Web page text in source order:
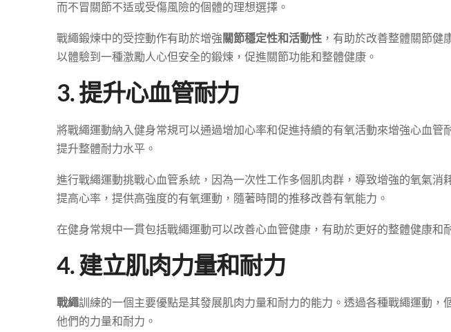
而不冒關節不适或受傷風險的個體的理想選擇。
戰繩鍛煉中的受控動作有助於增強關節穩定性和活動性 ，有助於改善整體關節健
以體驗到一種激勵人心但安全的鍛煉，促進關節功能和整體健康。
3. 提升心血管耐力
將戰繩運動納入健身常規可以通過增加心率和促進持續的有氧活動來增強心血管
提升整體耐力水平。
進行戰繩運動挑戰心血管系統，因為一次性工作多個肌肉群，導致增強的氧氣消
提高心率，提供高強度的有氧運動，隨著時間的推移改善有氧能力。
在健身常規中一貫包括戰繩運動可以改善心血管健康，有助於更好的整體健康和
4. 建立肌肉力量和耐力
戰繩訓練的一個主要優點是其發展肌肉力量和耐力的能力。透過各種戰繩運動，
他們的力量和耐力。